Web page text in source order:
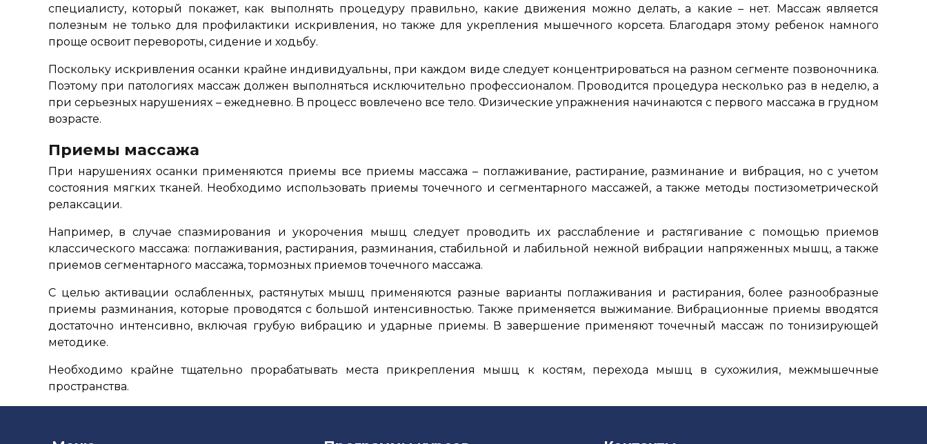
специалисту, который покажет, как выполнять процедуру правильно, какие движения можно делать, а какие – нет. Массаж является
полезным не только для профилактики искривления, но также для укрепления мышечного корсета. Благодаря этому ребенок намного
проще освоит перевороты, сидение и ходьбу.
Поскольку искривления осанки крайне индивидуальны, при каждом виде следует концентрироваться на разном сегменте позвоночника.
Поэтому при патологиях массаж должен выполняться исключительно профессионалом. Проводится процедура несколько раз в неделю, а
при серьезных нарушениях – ежедневно. В процесс вовлечено все тело. Физические упражнения начинаются с первого массажа в грудном
возрасте.
Приемы массажа
При нарушениях осанки применяются приемы все приемы массажа – поглаживание, растирание, разминание и вибрация, но с учетом
состояния мягких тканей. Необходимо использовать приемы точечного и сегментарного массажей, а также методы постизометрической
релаксации.
Например, в случае спазмирования и укорочения мышц следует проводить их расслабление и растягивание с помощью приемов
классического массажа: поглаживания, растирания, разминания, стабильной и лабильной нежной вибрации напряженных мышц, а также
приемов сегментарного массажа, тормозных приемов точечного массажа.
С целью активации ослабленных, растянутых мышц применяются разные варианты поглаживания и растирания, более разнообразные
приемы разминания, которые проводятся с большой интенсивностью. Также применяется выжимание. Вибрационные приемы вводятся
достаточно интенсивно, включая грубую вибрацию и ударные приемы. В завершение применяют точечный массаж по тонизирующей
методике.
Необходимо крайне тщательно прорабатывать места прикрепления мышц к костям, перехода мышц в сухожилия, межмышечные
пространства.